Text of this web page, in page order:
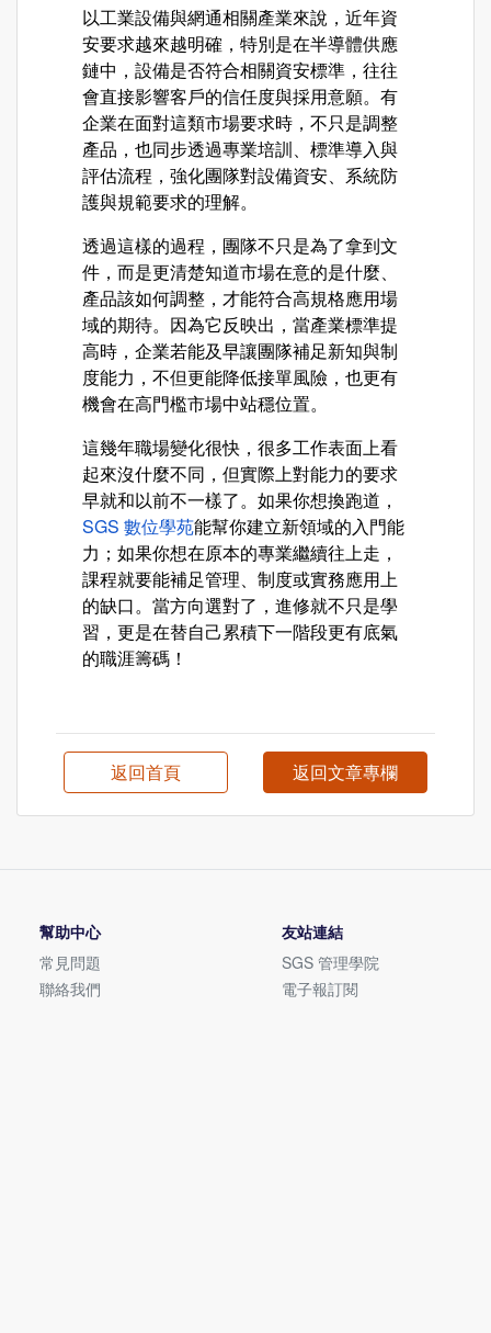
以工業設備與網通相關產業來說，近年資
安要求越來越明確，特別是在半導體供應
鏈中，設備是否符合相關資安標準，往往
會直接影響客戶的信任度與採用意願。有
企業在面對這類市場要求時，不只是調整
產品，也同步透過專業培訓、標準導入與
評估流程，強化團隊對設備資安、系統防
護與規範要求的理解。
透過這樣的過程，團隊不只是為了拿到文
件，而是更清楚知道市場在意的是什麼、
產品該如何調整，才能符合高規格應用場
域的期待。因為它反映出，當產業標準提
高時，企業若能及早讓團隊補足新知與制
度能力，不但更能降低接單風險，也更有
機會在高門檻市場中站穩位置。
這幾年職場變化很快，很多工作表面上看
起來沒什麼不同，但實際上對能力的要求
早就和以前不一樣了。如果你想換跑道，
SGS 數位學苑能幫你建立新領域的入門能
力；如果你想在原本的專業繼續往上走，
課程就要能補足管理、制度或實務應用上
的缺口。當方向選對了，進修就不只是學
習，更是在替自己累積下一階段更有底氣
的職涯籌碼！
返回首頁 返回文章專欄
幫助中心
常見問題
聯絡我們
友站連結
SGS 管理學院
電子報訂閱